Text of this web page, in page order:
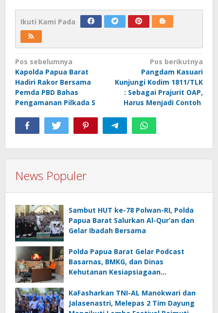
Ikuti Kami Pada
Navigasi
pos
Pos sebelumnya
Kapolda Papua Barat
Hadiri Rakor Bersama
Pemda PBD Bahas
Pengamanan Pilkada S
Pos berikutnya
Pangdam Kasuari
Kunjungi Kodim 1811/TLK
: Sebagai Prajurit OAP,
Harus Menjadi Contoh
News Populer
Sambut HUT ke-78 Polwan-RI, Polda
Papua Barat Salurkan Al-Qur’an dan
Gelar Ibadah Bersama
Polda Papua Barat Gelar Podcast
Basarnas, BMKG, dan Dinas
Kehutanan Kesiapsiagaan
KaFasharkan TNI-AL Manokwari dan
Jalasenastri, Melepas 2 Tim Dayung